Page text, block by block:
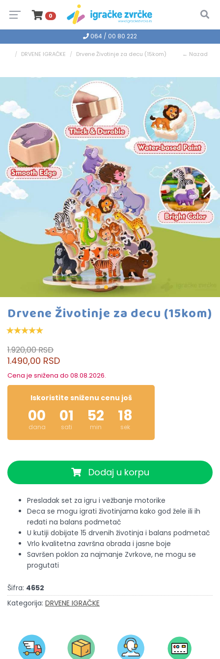
0
064 / 00 80 222
DRVENE IGRAČKE Drvene Životinje za decu (15kom) ← Nazad
Drvene Životinje za decu (15kom)
1.920,00 RSD
1.490,00 RSD
Cena je snižena do 08.08.2026.
Iskoristite sniženu cenu još
00
dana
01
sati
52
min
18
sek
Dodaj u korpu
Presladak set za igru i vežbanje motorike
Deca se mogu igrati životinjama kako god žele ili ih
ređati na balans podmetač
U kutiji dobijate 15 drvenih životinja i balans podmetač
Vrlo kvalitetna završna obrada i jasne boje
Savršen poklon za najmanje Zvrkove, ne mogu se
progutati
Šifra: 4652
Kategorija: DRVENE IGRAČKE